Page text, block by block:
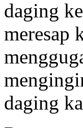
daging
meresap
daging